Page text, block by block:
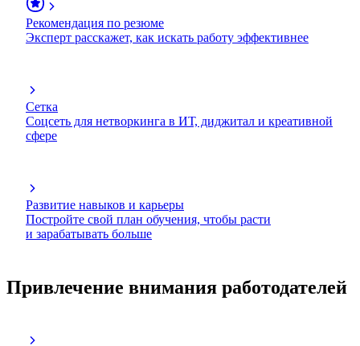
Рекомендация по резюме
Эксперт расскажет, как искать работу эффективнее
Сетка
Соцсеть для нетворкинга в ИТ, диджитал и креативной
сфере
Развитие навыков и карьеры
Постройте свой план обучения, чтобы расти
и зарабатывать больше
Привлечение внимания работодателей